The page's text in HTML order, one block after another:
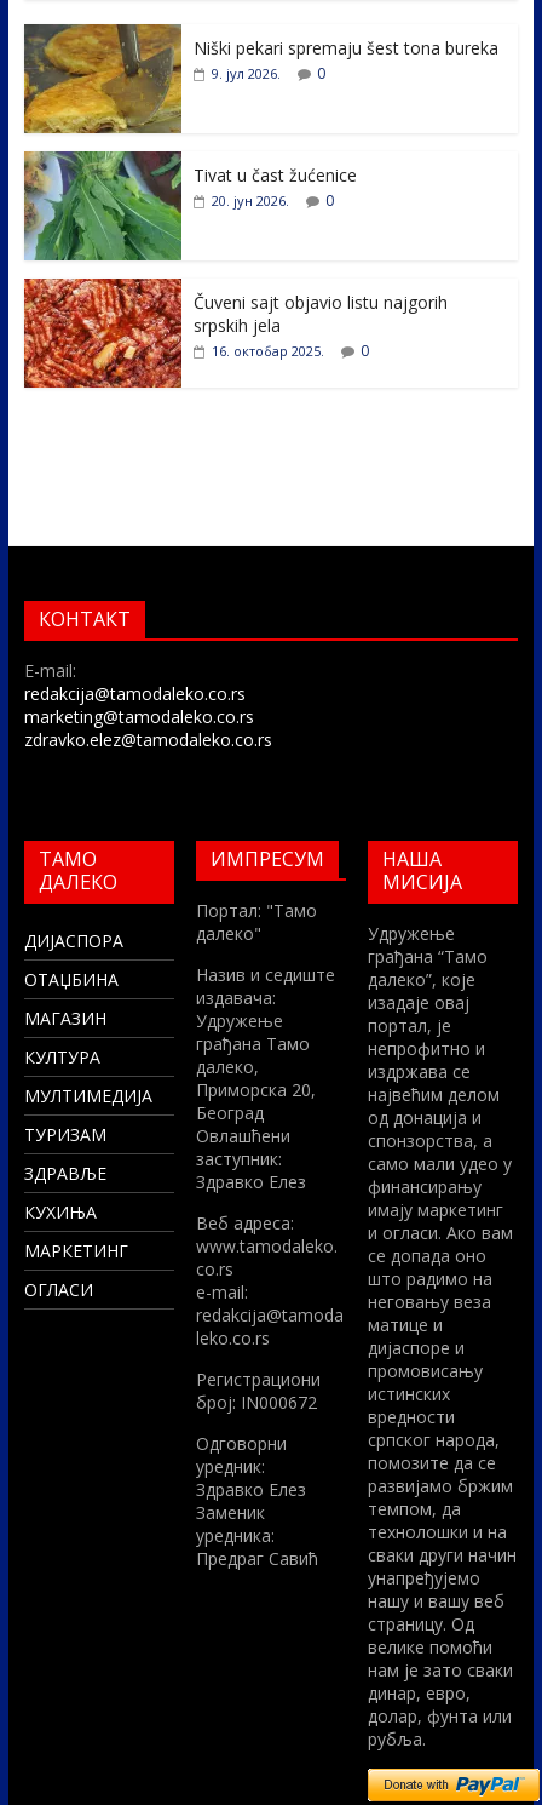
e
b
o
o
k
itt
er e
er
e
Niški pekari spremaju šest tona bureka
9. јул 2026. 0
Tivat u čast žućenice
20. јун 2026. 0
Čuveni sajt objavio listu najgorih
srpskih jela
16. октобар 2025. 0
КОНТАКТ
E-mail:
redakcija@tamodaleko.co.rs
marketing@tamodaleko.co.rs
zdravko.elez@tamodaleko.co.rs
ТАМО
ДАЛЕКО
ДИЈАСПОРА
ОТАЏБИНА
МАГАЗИН
КУЛТУРА
МУЛТИМЕДИЈА
ТУРИЗАМ
ЗДРАВЉЕ
КУХИЊА
МАРКЕТИНГ
ОГЛАСИ
ИМПРЕСУМ
Портал: "Тамо
далеко"
Назив и седиште
издавача:
Удружење
грађана Тамо
далеко,
Приморска 20,
Београд
Овлашћени
заступник:
Здравко Елез
Вeб адреса:
www.tamodaleko.
co.rs
e-mail:
redakcija@tamoda
leko.co.rs
Регистрациони
број: IN000672
Одговорни
уредник:
Здравко Елез
Заменик
уредника:
Предраг Савић
НАША
МИСИЈА
Удружење
грађана “Тамо
далеко”, које
изадаје овај
портал, је
непрофитно и
издржава се
највећим делом
од донација и
спонзорства, а
само мали удео у
финансирању
имају маркетинг
и огласи. Ако вам
се допада оно
што радимо на
неговању веза
матице и
дијаспоре и
промовисању
истинских
вредности
српског народа,
помозите да се
развијамо бржим
темпом, да
технолошки и на
сваки други начин
унапређујемо
нашу и вашу веб
страницу. Од
велике помоћи
нам је зато сваки
динар, евро,
долар, фунта или
рубља.